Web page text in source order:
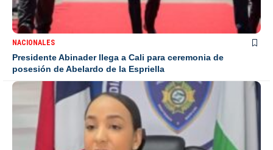
NACIONALES
Presidente Abinader llega a Cali para ceremonia de
posesión de Abelardo de la Espriella